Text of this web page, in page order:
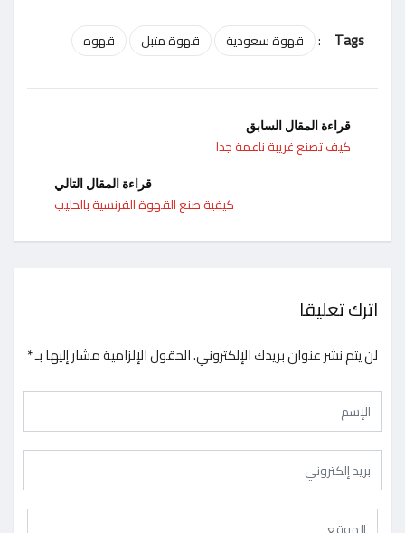
Tags
: قهوة سعودية قهوة متبل قهوه
قراءة المقال السابق
كيف تصنع غريبة ناعمة جدا
قراءة المقال التالي
كيفية صنع القهوة الفرنسية بالحليب
اترك تعليقا
لن يتم نشر عنوان بريدك الإلكتروني.الحقول الإلزامية مشار إليها بـ*